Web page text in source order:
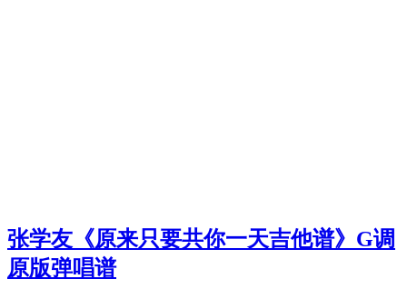
张学友《原来只要共你一天吉他谱》G调
原版弹唱谱